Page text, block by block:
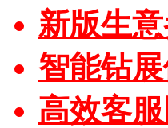
新版生
智能钻
高效客